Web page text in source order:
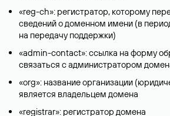
«reg-ch»: регистратор, которому
сведений о доменном имени (в
на передачу поддержки)
«admin-contact»: ссылка на форму
связаться с администратором
«org»: название организации
является владельцем домена
«registrar»: регистратор домена